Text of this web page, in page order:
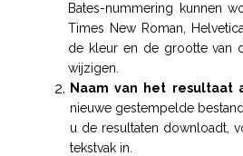
Bates-nummering kunnen
Times New Roman,
de kleur en de grootte van
wijzigen.
Naam van het resultaat
nieuwe gestempelde
u de resultaten downloadt,
tekstvak in.